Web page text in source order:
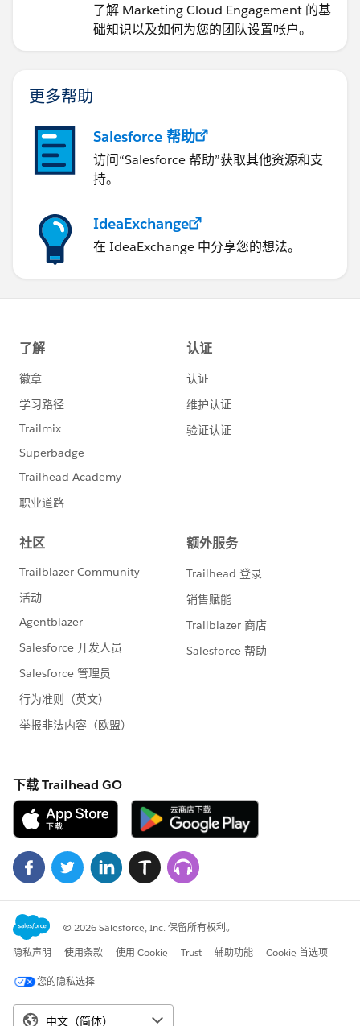
了解 Marketing Cloud Engagement 的基
础知识以及如何为您的团队设置帐户。
更多帮助
Salesforce 帮助
访问“Salesforce 帮助”获取其他资源和支
持。
IdeaExchange
在 IdeaExchange 中分享您的想法。